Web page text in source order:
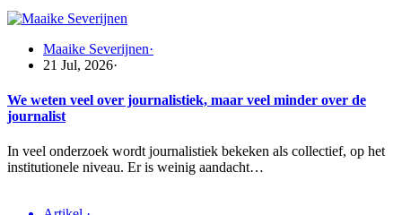
Maaike Severijnen·
21 Jul, 2026·
We weten veel over journalistiek, maar veel minder over de
journalist
In veel onderzoek wordt journalistiek bekeken als collectief, op het
institutionele niveau. Er is weinig aandacht…